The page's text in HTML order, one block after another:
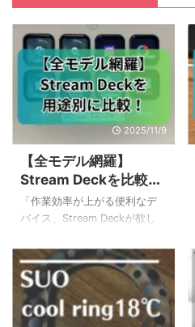
2025/11/9
【全モデル網羅】
Stream Deckを比較！
新旧モデルから用途別
で最適な一台を選ぶ
「作業効率が上がる便利なデ
バイス、Stream Deckが欲し
どれを選べばいいのか分から
ない…」と感じていませんか？
多機能なモデルからコンパク
トなモデルまで様々で、自分
に合う一台を見つけるのは大